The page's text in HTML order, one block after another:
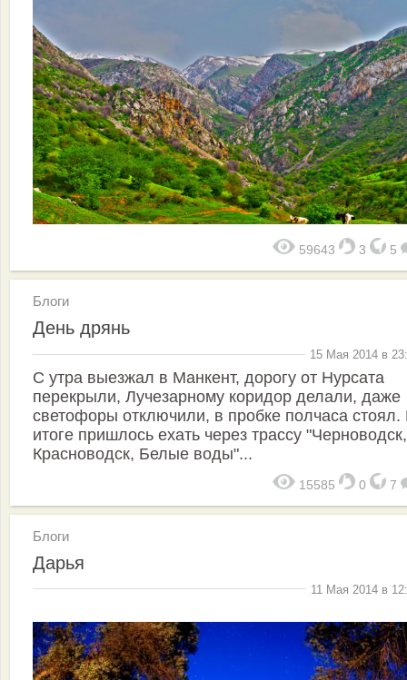
59643 3 5
Блоги
День дрянь
15 Мая 2014 в
С утра выезжал в Манкент, дорогу от Нурсата
перекрыли, Лучезарному коридор делали, даже
светофоры отключили, в пробке полчаса стоял.
итоге пришлось ехать через трассу "Черноводск,
Красноводск, Белые воды"...
15585 0 7
Блоги
Дарья
11 Мая 2014 в